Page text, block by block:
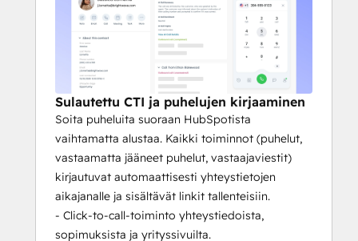
vähensi tukipuheluita 66 %
CloudTalkin tekoälyn ja
HubSpot-integraation avulla.
Tietojen eheys: "Campaign Audience
Cleanup" -toimintamme poistaa
automaattisesti yhteystiedot dialer-
kampanjoistasi, jos ne poistetaan
HubSpot-luettelosta, mikä estää
hankalat
vaatimustenmukaisuusvirheet.
Miten Aira käyttää CT Power
dialeria reaaliaikaisella liidien
Sulautettu CTI ja puhelujen kirjaaminen
Soita puheluita suoraan HubSpotista
vaihtamatta alustaa. Kaikki toiminnot (puhelut,
vastaamatta jääneet puhelut, vastaajaviestit)
kirjautuvat automaattisesti yhteystietojen
aikajanalle ja sisältävät linkit tallenteisiin.
- Click-to-call-toiminto yhteystiedoista,
sopimuksista ja yrityssivuilta.